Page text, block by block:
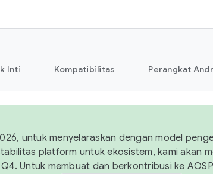
Inti Kompatibilitas Perangkat
untuk menyelaraskan dengan model
platform untuk ekosistem, kami akan
Untuk membuat dan berkontribusi ke